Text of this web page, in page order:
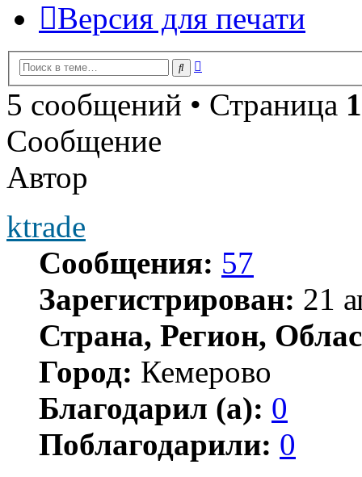
Версия для печати
Поиск
5 сообщений • Страница 1
Сообщение
Автор
ktrade
Сообщения: 57
Зарегистрирован: 21
Страна, Регион,
Город: Кемерово
Благодарил (а): 0
Поблагодарили: 0